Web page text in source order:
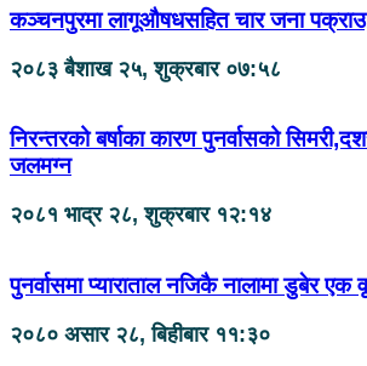
कञ्चनपुरमा लागूऔषधसहित चार जना
२०८३ बैशाख २५, शुक्रबार ०७:५८
निरन्तरको बर्षाका कारण पुनर्वासको
जलमग्न
२०८१ भाद्र २८, शुक्रबार १२:१४
पुनर्वासमा प्याराताल नजिकै नालामा डुबेर एक
२०८० असार २८, बिहीबार ११:३०